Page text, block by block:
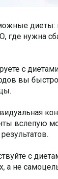
диеты:
где нужна
с
вы
вслепую
с
а не